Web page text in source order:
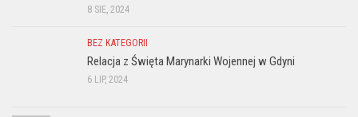
8 SIE, 2024
BEZ KATEGORII
Relacja z Święta Marynarki Wojennej w Gdyni
6 LIP, 2024